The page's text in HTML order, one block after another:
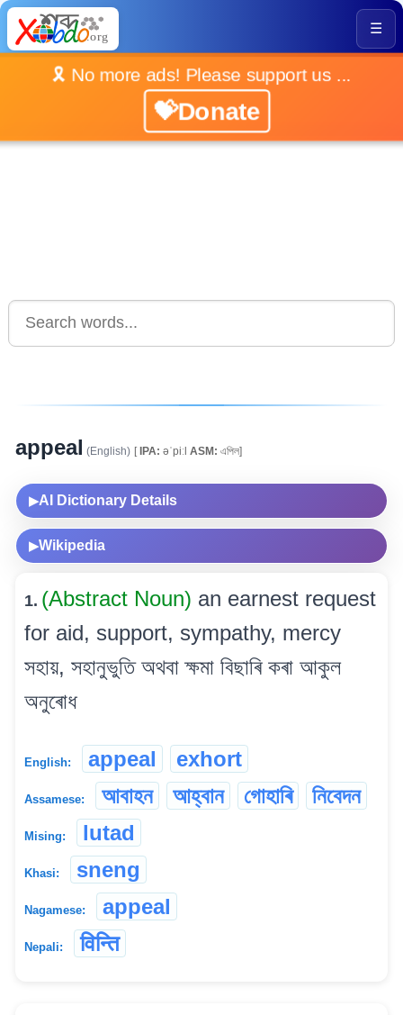
☰
🎗️ No more ads! Please support us ...
💝Donate
appeal (English) [IPA: əˈpiːl ASM: এপিল]
▶AI Dictionary Details
▶Wikipedia
1. (Abstract Noun) an earnest request
for aid, support, sympathy, mercy
সহায়, সহানুভুতি অথবা ক্ষমা বিছাৰি কৰা আকুল
অনুৰোধ
English: appeal exhort
Assamese: আবাহন আহ্বান গোহাৰি নিবেদন
Mising: lutad
Khasi: sneng
Nagamese: appeal
Nepali: विन्ति